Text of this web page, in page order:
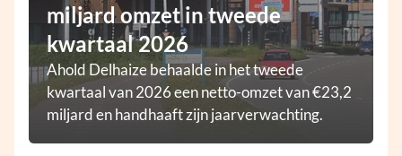
miljard omzet in tweede
kwartaal 2026
Ahold Delhaize behaalde in het tweede
kwartaal van 2026 een netto-omzet van €23,2
miljard en handhaaft zijn jaarverwachting.